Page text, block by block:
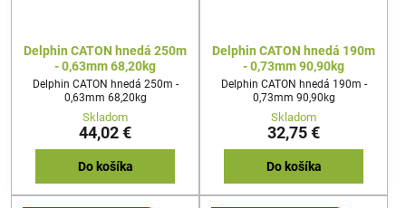
Delphin CATON hnedá 250m
- 0,63mm 68,20kg
Delphin CATON hnedá 250m -
0,63mm 68,20kg
Skladom
44,02 €
Do košíka
Delphin CATON hnedá 190m
- 0,73mm 90,90kg
Delphin CATON hnedá 190m -
0,73mm 90,90kg
Skladom
32,75 €
Do košíka